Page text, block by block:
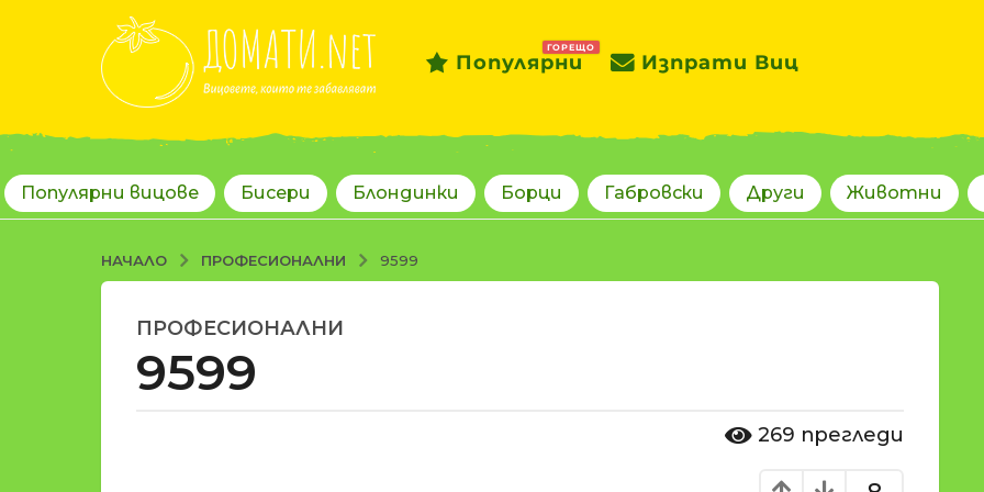
Популярни
ГОРЕЩО
Изпрати Виц
Популярни вицове Бисери Блондинки Борци Габровски Други Животни
НАЧАЛО ПРОФЕСИОНАЛНИ 9599
1
8
г
ПРОФЕСИОНАЛНИ
9599
269 прегледи